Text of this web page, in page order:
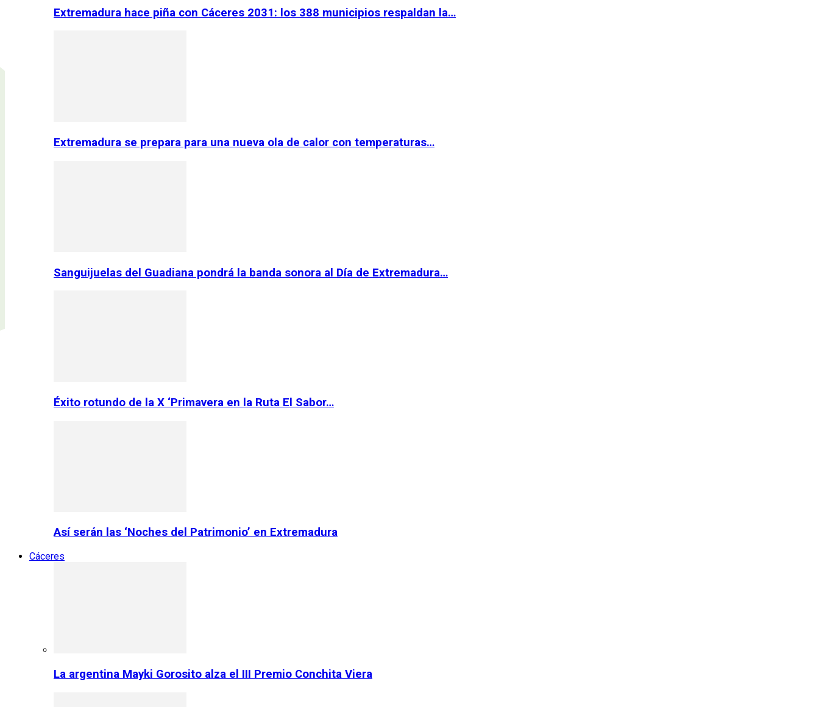
Extremadura hace piña con Cáceres 2031: los 388 municipios respaldan la…
Extremadura se prepara para una nueva ola de calor con temperaturas…
Sanguijuelas del Guadiana pondrá la banda sonora al Día de Extremadura…
Éxito rotundo de la X ‘Primavera en la Ruta El Sabor…
Así serán las ‘Noches del Patrimonio’ en Extremadura
Cáceres
La argentina Mayki Gorosito alza el III Premio Conchita Viera